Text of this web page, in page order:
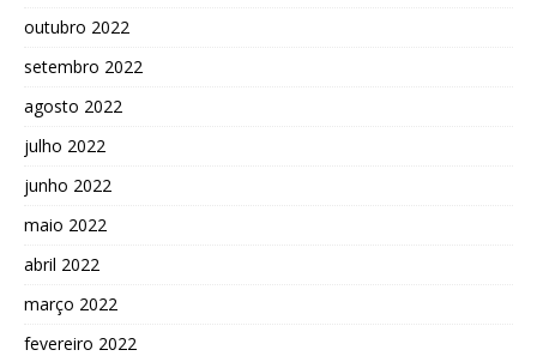
outubro 2022
setembro 2022
agosto 2022
julho 2022
junho 2022
maio 2022
abril 2022
março 2022
fevereiro 2022